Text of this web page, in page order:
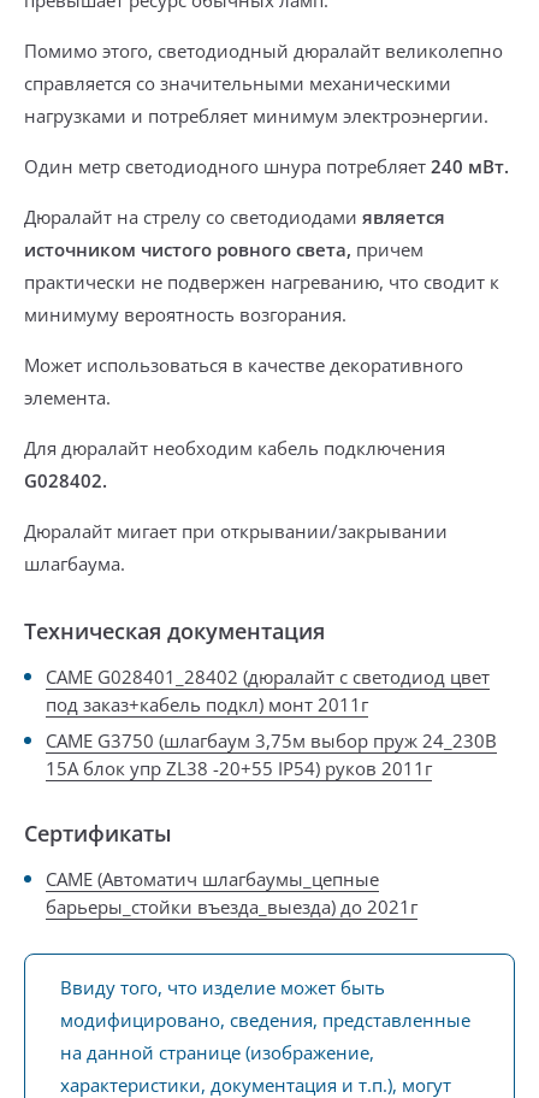
Помимо этого, светодиодный дюралайт великолепно
справляется со значительными механическими
нагрузками и потребляет минимум электроэнергии.
Один метр светодиодного шнура потребляет 240 мВт.
Дюралайт на стрелу со светодиодами является
источником чистого ровного света, причем
практически не подвержен нагреванию, что сводит к
минимуму вероятность возгорания.
Может использоваться в качестве декоративного
элемента.
Для дюралайт необходим кабель подключения
G028402.
Дюралайт мигает при открывании/закрывании
шлагбаума.
Техническая документация
CAME G028401_28402 (дюралайт с светодиод цвет
под заказ+кабель подкл) монт 2011г
CAME G3750 (шлагбаум 3,75м выбор пруж 24_230В
15А блок упр ZL38 -20+55 IP54) руков 2011г
Сертификаты
CAME (Автоматич шлагбаумы_цепные
барьеры_стойки въезда_выезда) до 2021г
Ввиду того, что изделие может быть
модифицировано, сведения, представленные
на данной странице (изображение,
характеристики, документация и т.п.), могут